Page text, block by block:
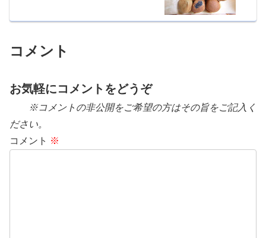
コメント
お気軽にコメントをどうぞ
※コメントの非公開をご希望の方はその旨をご記入く
ださい。
コメント ※